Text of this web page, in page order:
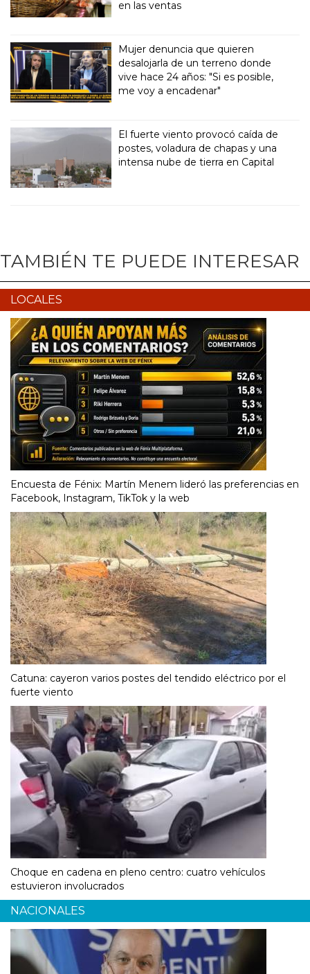
en las ventas
Mujer denuncia que quieren
desalojarla de un terreno donde
vive hace 24 años: "Si es posible,
me voy a encadenar"
El fuerte viento provocó caída de
postes, voladura de chapas y una
intensa nube de tierra en Capital
TAMBIÉN TE PUEDE INTERESAR
LOCALES
Encuesta de Fénix: Martín Menem lideró las preferencias en
Facebook, Instagram, TikTok y la web
Catuna: cayeron varios postes del tendido eléctrico por el
fuerte viento
Choque en cadena en pleno centro: cuatro vehículos
estuvieron involucrados
NACIONALES